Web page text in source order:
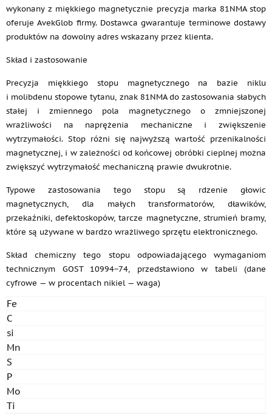
wykonany z miękkiego magnetycznie precyzja marka 81NMA stop
oferuje AvekGlob firmy. Dostawca gwarantuje terminowe dostawy
produktów na dowolny adres wskazany przez klienta.
Skład i zastosowanie
Precyzja miękkiego stopu magnetycznego na bazie niklu
i molibdenu stopowe tytanu, znak 81NMA do zastosowania słabych
stałej i zmiennego pola magnetycznego o zmniejszonej
wrażliwości na naprężenia mechaniczne i zwiększenie
wytrzymałości. Stop różni się najwyższą wartość przenikalności
magnetycznej, i w zależności od końcowej obróbki cieplnej można
zwiększyć wytrzymałość mechaniczną prawie dwukrotnie.
Typowe zastosowania tego stopu są rdzenie głowic
magnetycznych, dla małych transformatorów, dławików,
przekaźniki, defektoskopów, tarcze magnetyczne, strumień bramy,
które są używane w bardzo wrażliwego sprzętu elektronicznego.
Skład chemiczny tego stopu odpowiadającego wymaganiom
technicznym GOST 10994−74, przedstawiono w tabeli (dane
cyfrowe — w procentach nikiel — waga)
Fe
C
si
Mn
S
P
Mo
Ti